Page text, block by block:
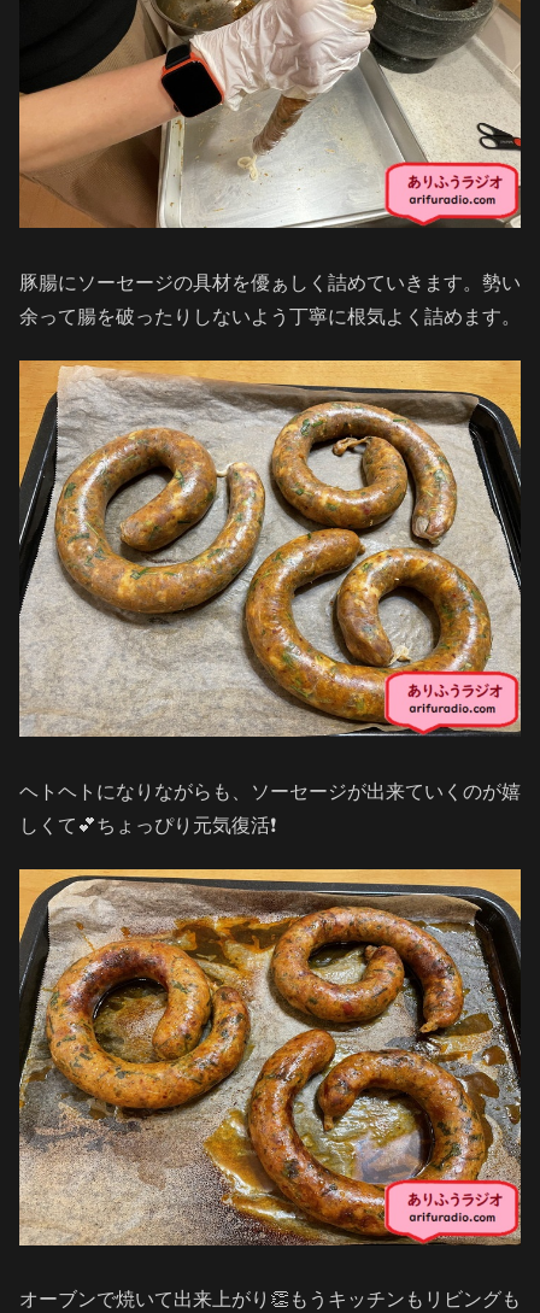
豚腸にソーセージの具材を優ぁしく詰めていきます。勢い
余って腸を破ったりしないよう丁寧に根気よく詰めます。
ヘトヘトになりながらも、ソーセージが出来ていくのが嬉
しくて💕ちょっぴり元気復活❗️
オーブンで焼いて出来上がり👏もうキッチンもリビングも